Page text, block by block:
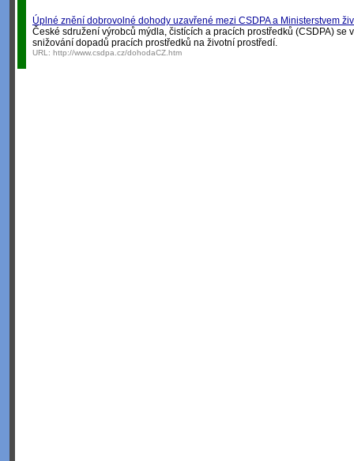
Úplné znění dobrovolné dohody uzavřené mezi CSDPA a Ministerstvem
České sdružení výrobců mýdla, čistících a pracích prostředků (CSDPA) se
snižování dopadů pracích prostředků na životní prostředí.
URL: http://www.csdpa.cz/dohodaCZ.htm